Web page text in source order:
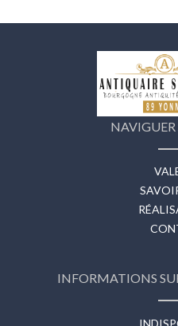
NAVIGUER
INFORMATIONS